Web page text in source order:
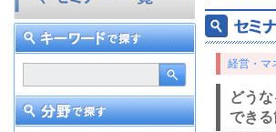
経営・マ
どう
できる